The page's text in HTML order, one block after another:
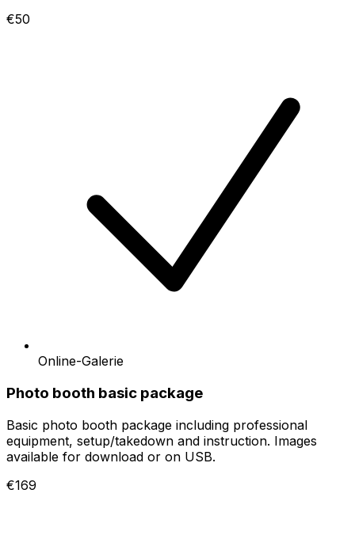
€50
Online-Galerie
Photo booth basic package
Basic photo booth package including professional
equipment, setup/takedown and instruction. Images
available for download or on USB.
€169